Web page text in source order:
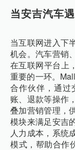
当安吉汽车
当互联网进入下
机会。汽车营销
在互联网平台上
重要的一环。
合作伙伴，通过
账、退款等操作
叠加营销管理，
模块来满足安吉
人力成本，系统
模式，帮助合作